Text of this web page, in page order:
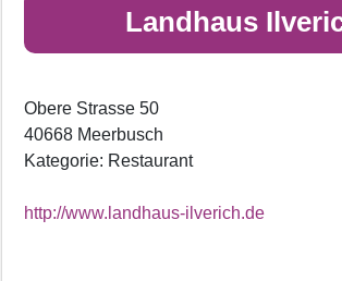
Landhaus
Obere Strasse 50
40668 Meerbusch
Kategorie: Restaurant
http://www.landhaus-ilverich.de